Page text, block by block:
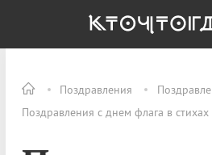
Поздравления
Поздравления с днем флага в
ОБЩЕСТВО